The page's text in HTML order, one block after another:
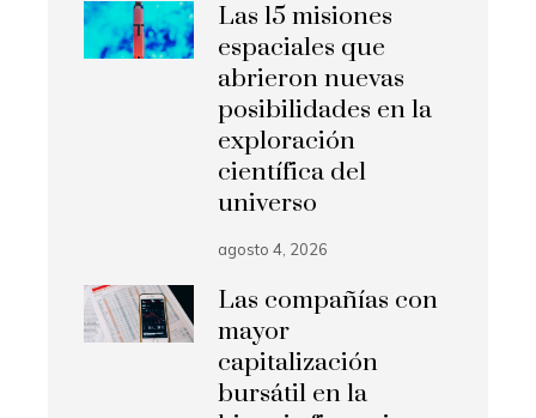
Las 15 misiones
espaciales que
abrieron nuevas
posibilidades en la
exploración
científica del
universo
agosto 4, 2026
Las compañías con
mayor
capitalización
bursátil en la